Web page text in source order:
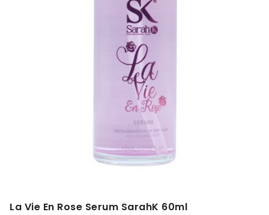
La Vie En Rose Serum SarahK 60ml